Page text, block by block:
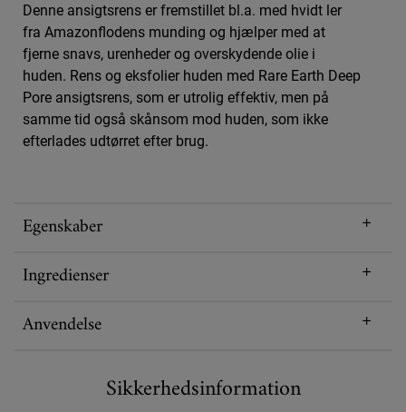
Denne ansigtsrens er fremstillet bl.a. med hvidt ler
fra Amazonflodens munding og hjælper med at
fjerne snavs, urenheder og overskydende olie i
huden. Rens og eksfolier huden med Rare Earth Deep
Pore ansigtsrens, som er utrolig effektiv, men på
samme tid også skånsom mod huden, som ikke
efterlades udtørret efter brug.
Egenskaber
Ingredienser
Anvendelse
Sikkerhedsinformation